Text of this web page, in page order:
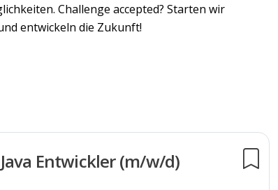
Challenge accepted? Starten wir
entwickeln die Zukunft!
Entwickler (m/w/d)